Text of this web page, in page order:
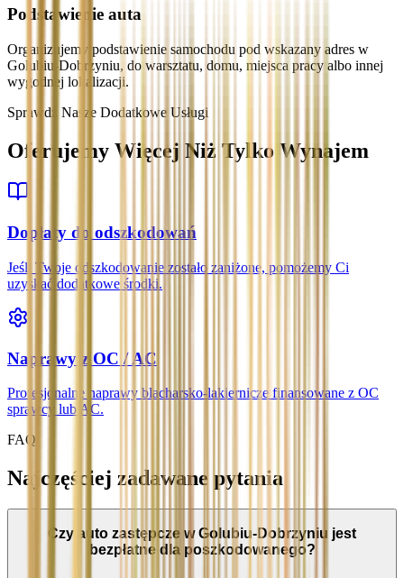
Podstawienie auta
Organizujemy podstawienie samochodu pod wskazany adres w
Golubiu-Dobrzyniu, do warsztatu, domu, miejsca pracy albo innej
wygodnej lokalizacji.
Sprawdź Nasze Dodatkowe Usługi
Oferujemy Więcej Niż Tylko Wynajem
Dopłaty do odszkodowań
Jeśli Twoje odszkodowanie zostało zaniżone, pomożemy Ci
uzyskać dodatkowe środki.
Naprawy z OC / AC
Profesjonalne naprawy blacharsko-lakiernicze finansowane z OC
sprawcy lub AC.
FAQ
Najczęściej zadawane pytania
Czy auto zastępcze w Golubiu-Dobrzyniu jest
bezpłatne dla poszkodowanego?